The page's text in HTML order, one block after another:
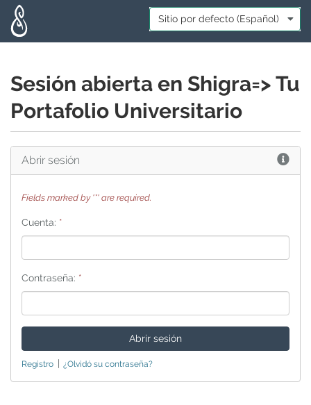
Idioma:
Sesión abierta en Shigra=> Tu
Portafolio Universitario
Abrir sesión
Fields marked by '*' are required.
Cuenta: *
Contraseña: *
Registro | ¿Olvidó su contraseña?